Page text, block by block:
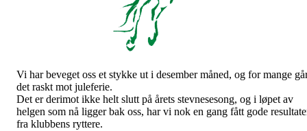
Vi har beveget oss et stykke ut i desember måned, og for mange
det raskt mot juleferie.
Det er derimot ikke helt slutt på årets stevnesesong, og i løpet av
helgen som nå ligger bak oss, har vi nok en gang fått gode
fra klubbens ryttere.